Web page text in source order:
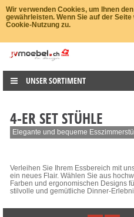
Wir verwenden Cookies, um Ihnen
gewährleisten. Wenn Sie auf der
Cookie-Nutzung zu.
UNSER SORTIMENT
4-ER SET STÜHLE
Elegante und bequeme
Verleihen Sie Ihrem Essbereich mit
ein neues Flair. Wählen Sie aus
Farben und ergonomischen Designs
stilvolle und gemütliche Dinner-